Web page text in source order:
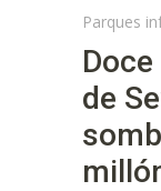
Parques
de